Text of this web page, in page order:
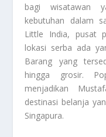
bagi wisatawan
kebutuhan dalam
Little India, pusat
lokasi serba ada
Barang yang
hingga grosir.
menjadikan
destinasi belanja
Singapura.